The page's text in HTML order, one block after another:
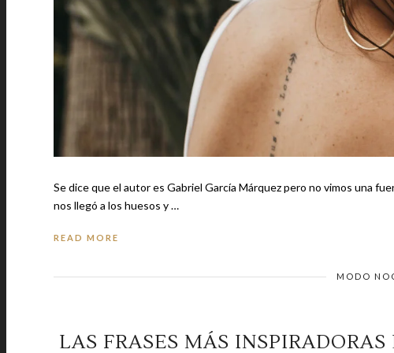
Se dice que el autor es Gabriel García Márquez pero no vimos una
nos llegó a los huesos y …
READ MORE
MODO
LAS FRASES MÁS